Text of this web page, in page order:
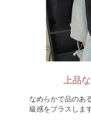
上品
なめらかで品のあ
級感をプラスします